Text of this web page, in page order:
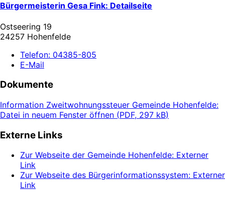
Bürgermeisterin Gesa Fink: Detailseite
Ostseering 19
24257 Hohenfelde
Telefon: 04385-805
E-Mail
Dokumente
Information Zweitwohnungssteuer Gemeinde Hohenfelde:
Datei in neuem Fenster öffnen (PDF, 297 kB)
Externe Links
Zur Webseite der Gemeinde Hohenfelde: Externer
Link
Zur Webseite des Bürgerinformationssystem: Externer
Link